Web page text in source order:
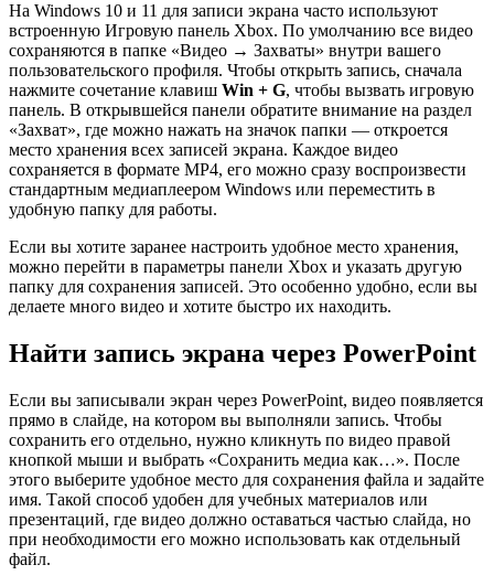
На Windows 10 и 11 для записи экрана часто используют
встроенную Игровую панель Xbox. По умолчанию все видео
сохраняются в папке «Видео → Захваты» внутри вашего
пользовательского профиля. Чтобы открыть запись, сначала
нажмите сочетание клавиш Win + G, чтобы вызвать игровую
панель. В открывшейся панели обратите внимание на раздел
«Захват», где можно нажать на значок папки — откроется
место хранения всех записей экрана. Каждое видео
сохраняется в формате MP4, его можно сразу воспроизвести
стандартным медиаплеером Windows или переместить в
удобную папку для работы.
Если вы хотите заранее настроить удобное место хранения,
можно перейти в параметры панели Xbox и указать другую
папку для сохранения записей. Это особенно удобно, если вы
делаете много видео и хотите быстро их находить.
Найти запись экрана через PowerPoint
Если вы записывали экран через PowerPoint, видео появляется
прямо в слайде, на котором вы выполняли запись. Чтобы
сохранить его отдельно, нужно кликнуть по видео правой
кнопкой мыши и выбрать «Сохранить медиа как…». После
этого выберите удобное место для сохранения файла и задайте
имя. Такой способ удобен для учебных материалов или
презентаций, где видео должно оставаться частью слайда, но
при необходимости его можно использовать как отдельный
файл.